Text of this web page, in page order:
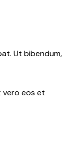
Ut bibendum,
vero eos et